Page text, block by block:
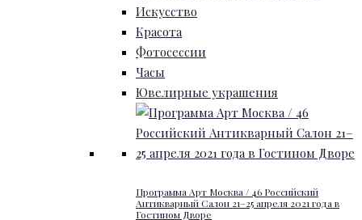
Искусство
Красота
Фотосессии
Часы
Ювелирные украшения
Программа Арт Москва / 46 Российский
Антикварный Салон 21–25 апреля 2021 года в
Гостином Дворе